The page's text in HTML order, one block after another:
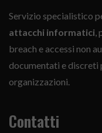
Servizio specialistico
attacchi informatici,
breach e accessi non
documentati e discreti
organizzazioni.
Contatti